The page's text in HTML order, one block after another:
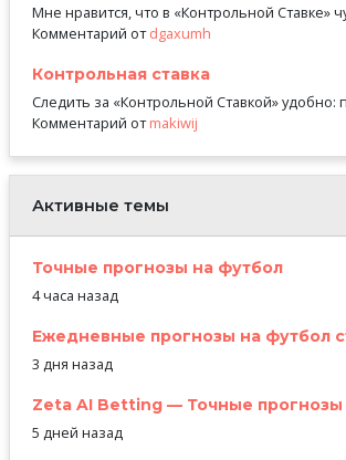
Мне нравится, что в «Контрольной Ставке»
Комментарий отdgaxumh
Контрольная ставка
Следить за «Контрольной Ставкой» удобно:
Комментарий отmakiwij
Активные темы
Точные прогнозы на футбол
4 часа назад
Ежедневные прогнозы на футбол
3 дня назад
Zeta AI Betting — Точные прогнозы
5 дней назад